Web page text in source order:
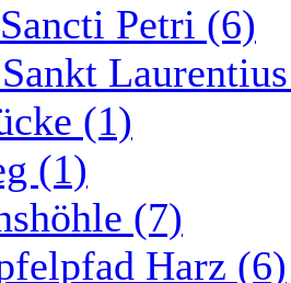
Petri (6)
(1)
(1)
(7)
Harz (6)